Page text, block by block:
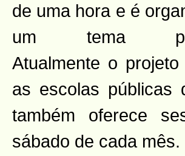
de uma hora e é
um tema
Atualmente o
as escolas públicas
também oferece
sábado de cada mês.